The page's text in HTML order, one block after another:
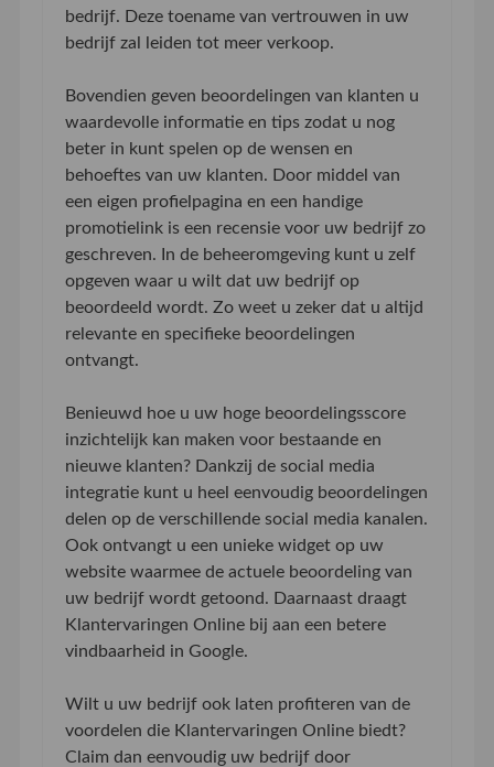
bedrijf. Deze toename van vertrouwen in uw
bedrijf zal leiden tot meer verkoop.
Bovendien geven beoordelingen van klanten u
waardevolle informatie en tips zodat u nog
beter in kunt spelen op de wensen en
behoeftes van uw klanten. Door middel van
een eigen profielpagina en een handige
promotielink is een recensie voor uw bedrijf zo
geschreven. In de beheeromgeving kunt u zelf
opgeven waar u wilt dat uw bedrijf op
beoordeeld wordt. Zo weet u zeker dat u altijd
relevante en specifieke beoordelingen
ontvangt.
Benieuwd hoe u uw hoge beoordelingsscore
inzichtelijk kan maken voor bestaande en
nieuwe klanten? Dankzij de social media
integratie kunt u heel eenvoudig beoordelingen
delen op de verschillende social media kanalen.
Ook ontvangt u een unieke widget op uw
website waarmee de actuele beoordeling van
uw bedrijf wordt getoond. Daarnaast draagt
Klantervaringen Online bij aan een betere
vindbaarheid in Google.
Wilt u uw bedrijf ook laten profiteren van de
voordelen die Klantervaringen Online biedt?
Claim dan eenvoudig uw bedrijf door